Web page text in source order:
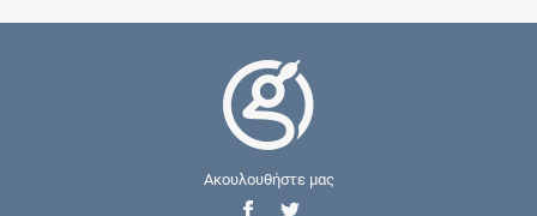
Ακουλουθήστε μας